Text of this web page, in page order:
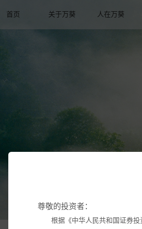
首页 关于万葵 人在万葵
尊敬的投资者：
根据《中华人民共和国证券